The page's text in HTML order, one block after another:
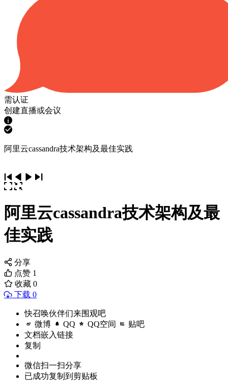
需认证
创建直播或会议
阿里云cassandra技术架构及最佳实践
阿里云cassandra技术架构及最
佳实践
分享
点赞 1
收藏 0
下载 0
快召唤伙伴们来围观吧
微博 QQ QQ空间 贴吧
文档嵌入链接
复制
微信扫一扫分享
已成功复制到剪贴板